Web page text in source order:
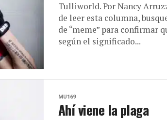
Tulliworld. Por Nancy
de leer esta columna,
de “meme” para confirmar
según el significado...
MU169
Ahí viene la plaga